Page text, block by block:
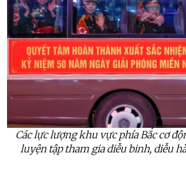
Các lực lượng khu vực phía Bắc cơ
luyện tập tham gia diễu binh, diễu